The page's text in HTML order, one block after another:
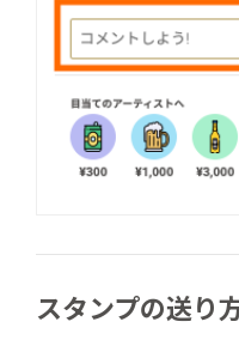
スタンプの送り